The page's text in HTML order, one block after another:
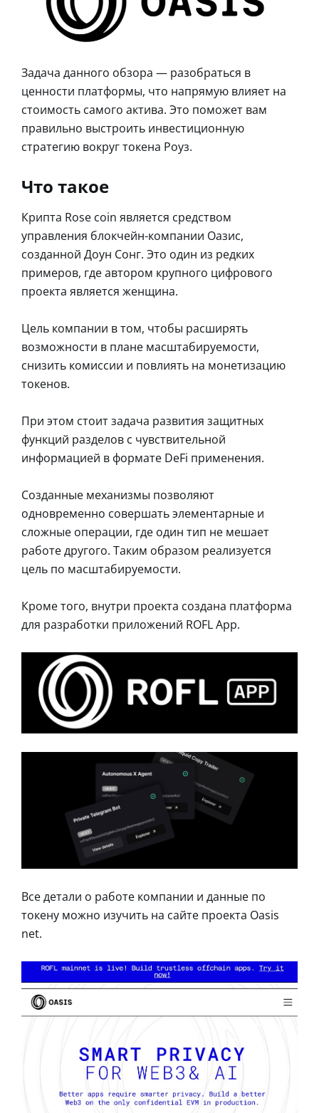
Задача данного обзора — разобраться в
ценности платформы, что напрямую влияет на
стоимость самого актива. Это поможет вам
правильно выстроить инвестиционную
стратегию вокруг токена Роуз.
Что такое
Крипта Rose coin является средством
управления блокчейн-компании Оазис,
созданной Доун Сонг. Это один из редких
примеров, где автором крупного цифрового
проекта является женщина.
Цель компании в том, чтобы расширять
возможности в плане масштабируемости,
снизить комиссии и повлиять на монетизацию
токенов.
При этом стоит задача развития защитных
функций разделов с чувствительной
информацией в формате DeFi применения.
Созданные механизмы позволяют
одновременно совершать элементарные и
сложные операции, где один тип не мешает
работе другого. Таким образом реализуется
цель по масштабируемости.
Кроме того, внутри проекта создана платформа
для разработки приложений ROFL App.
Все детали о работе компании и данные по
токену можно изучить на сайте проекта Oasis
net.